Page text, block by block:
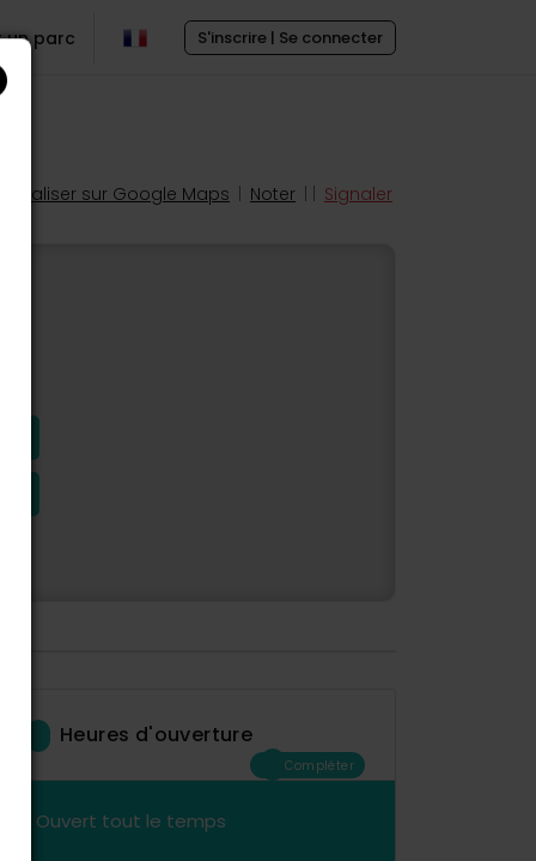
S'inscrire | Se connecter
un parc
Localiser sur Google Maps Noter Signaler
Heures d'ouverture
Compléter
Ouvert tout le temps